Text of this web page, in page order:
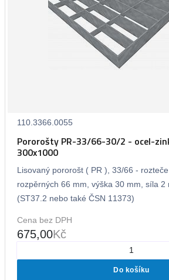
110.3366.0055
Pororošty PR-33/66-30/2 - ocel-
300x1000
Lisovaný pororošt ( PR ), 33/66 -
rozpěrných 66 mm, výška 30 mm, síla 2
(ST37.2 nebo také ČSN 11373)
Cena bez DPH
675,00Kč
Do košíku